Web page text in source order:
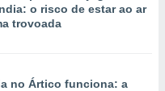
o risco de estar ao ar
trovoada
no Ártico funciona: a